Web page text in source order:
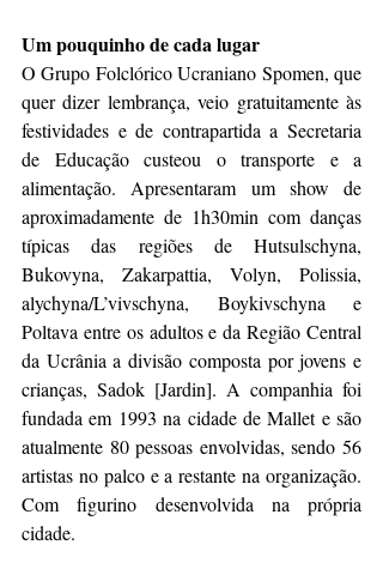
Um pouquinho de cada lugar
O Grupo Folclórico Ucraniano Spomen, que
quer dizer lembrança, veio gratuitamente às
festividades e de contrapartida a Secretaria
de Educação custeou o transporte e a
alimentação. Apresentaram um show de
aproximadamente de 1h30min com danças
típicas das regiões de Hutsulschyna,
Bukovyna, Zakarpattia, Volyn, Polissia,
alychyna/L’vivschyna, Boykivschyna e
Poltava entre os adultos e da Região Central
da Ucrânia a divisão composta por jovens e
crianças, Sadok [Jardin]. A companhia foi
fundada em 1993 na cidade de Mallet e são
atualmente 80 pessoas envolvidas, sendo 56
artistas no palco e a restante na organização.
Com figurino desenvolvida na própria
cidade.